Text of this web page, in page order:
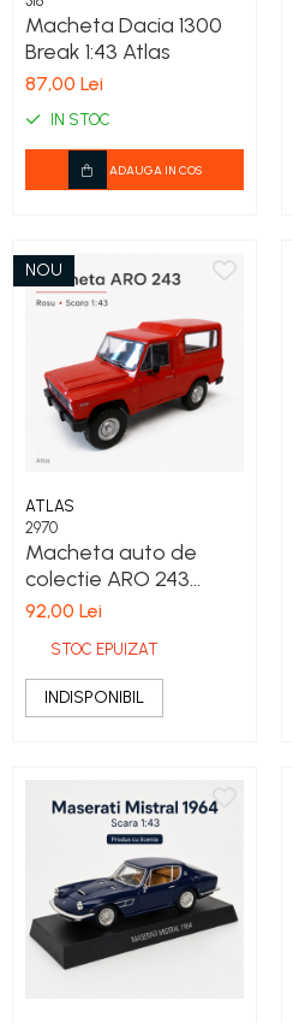
COSTUME PETRECERE ADULTI
COSTUME SI ACCESORII
TRICOURI TEMATICE 3D
Macheta Dacia 1300
Break 1:43 Atlas
87,00 Lei
IN STOC
ADAUGA IN COS
NOU
ATLAS
2970
Macheta auto de
colectie ARO 243
rosie, scara 1:43, Atlas
92,00 Lei
STOC EPUIZAT
INDISPONIBIL